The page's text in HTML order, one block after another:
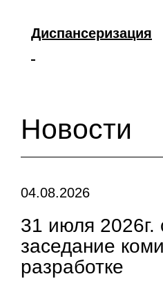
Диспансеризация
Новости
04.08.2026
31 июля 2026г.
заседание
разработке